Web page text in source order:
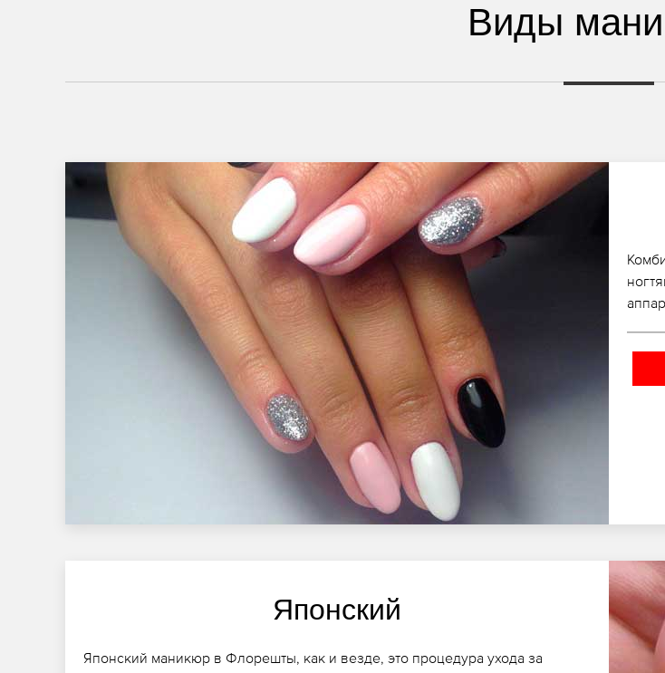
Виды
Японский
Японский маникюр в Флорешты, как и везде, это процедура ухода за